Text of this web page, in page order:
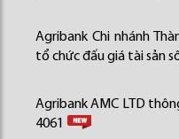
Agribank Chi nhánh
tổ chức đấu giá tài sản
Agribank AMC LTD
4061